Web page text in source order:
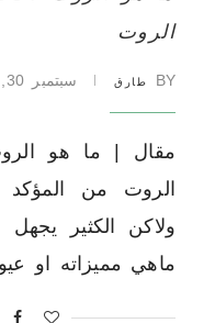
الروت
BY طارق سبتمبر 30, 2022
الروت من
ولاكن الكثير
ماهي مميزاته او